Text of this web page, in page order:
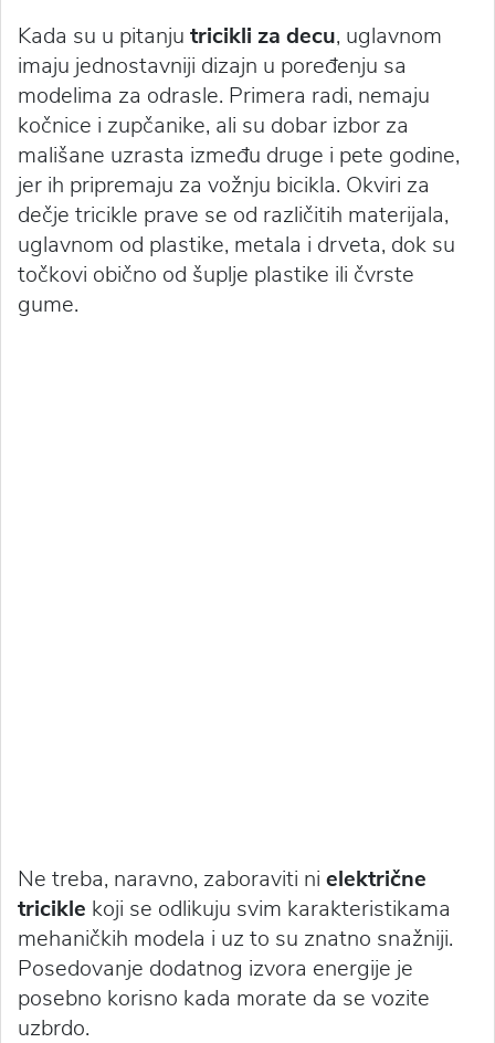
Kada su u pitanju tricikli za decu, uglavnom
imaju jednostavniji dizajn u poređenju sa
modelima za odrasle. Primera radi, nemaju
kočnice i zupčanike, ali su dobar izbor za
mališane uzrasta između druge i pete godine,
jer ih pripremaju za vožnju bicikla. Okviri za
dečje tricikle prave se od različitih materijala,
uglavnom od plastike, metala i drveta, dok su
točkovi obično od šuplje plastike ili čvrste
gume.
Ne treba, naravno, zaboraviti ni električne
tricikle koji se odlikuju svim karakteristikama
mehaničkih modela i uz to su znatno snažniji.
Posedovanje dodatnog izvora energije je
posebno korisno kada morate da se vozite
uzbrdo.